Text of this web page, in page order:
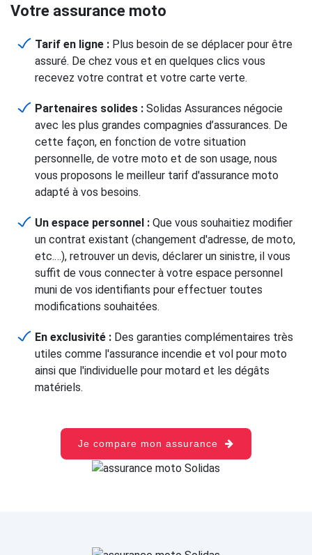
Votre assurance moto
Tarif en ligne : Plus besoin de se déplacer pour être
assuré. De chez vous et en quelques clics vous
recevez votre contrat et votre carte verte.
Partenaires solides : Solidas Assurances négocie
avec les plus grandes compagnies d’assurances. De
cette façon, en fonction de votre situation
personnelle, de votre moto et de son usage, nous
vous proposons le meilleur tarif d'assurance moto
adapté à vos besoins.
Un espace personnel : Que vous souhaitiez modifier
un contrat existant (changement d'adresse, de moto,
etc.…), retrouver un devis, déclarer un sinistre, il vous
suffit de vous connecter à votre espace personnel
muni de vos identifiants pour effectuer toutes
modifications souhaitées.
En exclusivité : Des garanties complémentaires très
utiles comme l'assurance incendie et vol pour moto
ainsi que l'individuelle pour motard et les dégâts
matériels.
Je compare mon assurance